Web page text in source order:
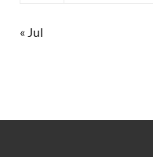
« Jul